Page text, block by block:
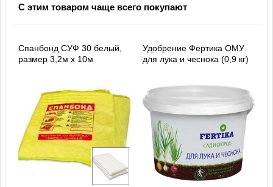
С этим товаром чаще всего покупают
Спанбонд СУФ 30 белый,
размер 3,2м х 10м
Удобрение Фертика ОМУ
для лука и чеснока (0,9 кг)